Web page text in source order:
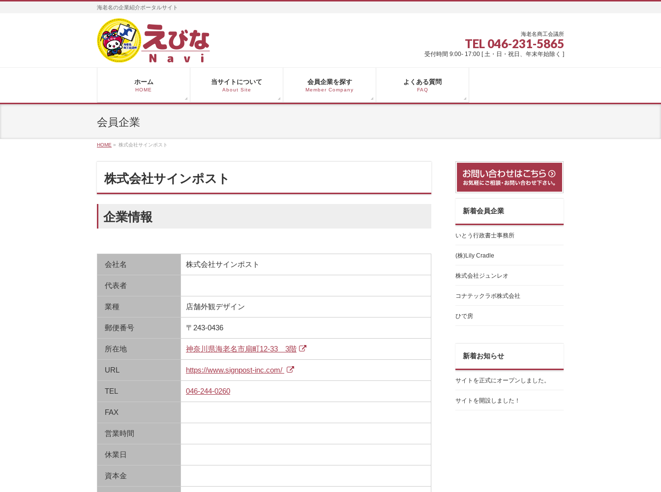
海老名の企業紹介ポータルサイト
海老名商工会議所
TEL 046-231-5865
受付時間 9:00- 17:00 [ 土・日・祝日、年末年始除く ]
ホーム
HOME
当サイトについて
About Site
会員企業を探す
Member Company
よくある質問
FAQ
会員企業
HOME » 株式会社サインポスト
株式会社サインポスト
企業情報
会社名 株式会社サインポスト
代表者
業種 店舗外観デザイン
郵便番号 〒243-0436
所在地 神奈川県海老名市扇町12-33 3階
URL https://www.signpost-inc.com/
TEL 046-244-0260
FAX
営業時間
休業日
資本金
新着会員企業
いとう行政書士事務所
(株)Lily Cradle
株式会社ジュンレオ
コナテックラボ株式会社
ひで房
新着お知らせ
サイトを正式にオープンしました。
サイトを開設しました！